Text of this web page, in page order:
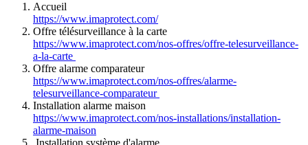
Accueil
https://www.imaprotect.com/
Offre télésurveillance à la carte
https://www.imaprotect.com/nos-offres/offre-telesurveillance-
a-la-carte
Offre alarme comparateur
https://www.imaprotect.com/nos-offres/alarme-
telesurveillance-comparateur
Installation alarme maison
https://www.imaprotect.com/nos-installations/installation-
alarme-maison